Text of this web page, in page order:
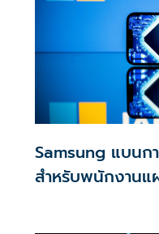
Samsung แบนก
สำหรับพนักงานแ